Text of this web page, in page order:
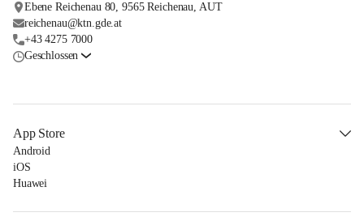
Ebene Reichenau 80, 9565 Reichenau, AUT
reichenau@ktn.gde.at
+43 4275 7000
Geschlossen
App Store
Android
iOS
Huawei